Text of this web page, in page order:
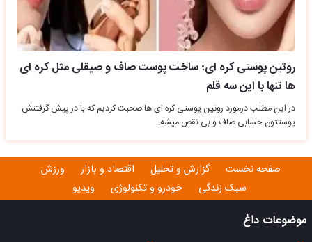
روتین پوستی کره ای؛ ساخت پوست صاف و صیقلی مثل کره ای
ها تنها با این سه قلم
در این مطلب درمورد روتین پوستی کره ای ها صحبت کردیم که با در پیش گرفتنش
پوستتون حسابی صاف و بی نقص میشه.
صفحه نخست گزارش و تحلیل اقتصاد و بازار
ورزش
سبک زندگی
خودرو و تکنولوژی ویدیو
موضوعات داغ